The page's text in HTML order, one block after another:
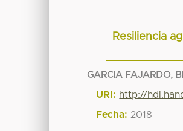
Resiliencia
GARCIA FAJARDO,
URI: http://
Fecha: 2018